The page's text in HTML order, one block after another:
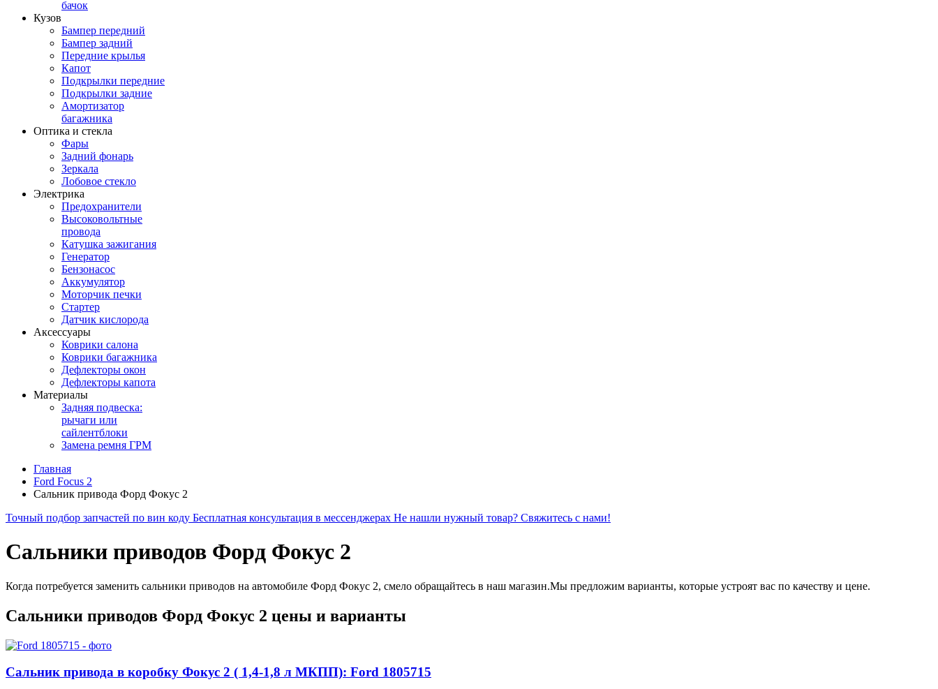
бачок
Кузов
Бампер передний
Бампер задний
Передние крылья
Капот
Подкрылки передние
Подкрылки задние
Амортизатор
багажника
Оптика и стекла
Фары
Задний фонарь
Зеркала
Лобовое стекло
Электрика
Предохранители
Высоковольтные
провода
Катушка зажигания
Генератор
Бензонасос
Аккумулятор
Моторчик печки
Стартер
Датчик кислорода
Аксессуары
Коврики салона
Коврики багажника
Дефлекторы окон
Дефлекторы капота
Материалы
Задняя подвеска:
рычаги или
сайлентблоки
Замена ремня ГРМ
Главная
Ford Focus 2
Сальник привода Форд Фокус 2
Точный подбор запчастей по вин коду Бесплатная консультация в мессенджерах Не нашли нужный товар? Свяжитесь с нами!
Сальники приводов Форд Фокус 2
Когда потребуется заменить сальники приводов на автомобиле Форд Фокус 2, смело обращайтесь в наш магазин.Мы предложим варианты, которые устроят вас по качеству и цене.
Сальники приводов Форд Фокус 2 цены и варианты
Сальник привода в коробку Фокус 2 ( 1,4-1,8 л МКПП): Ford 1805715